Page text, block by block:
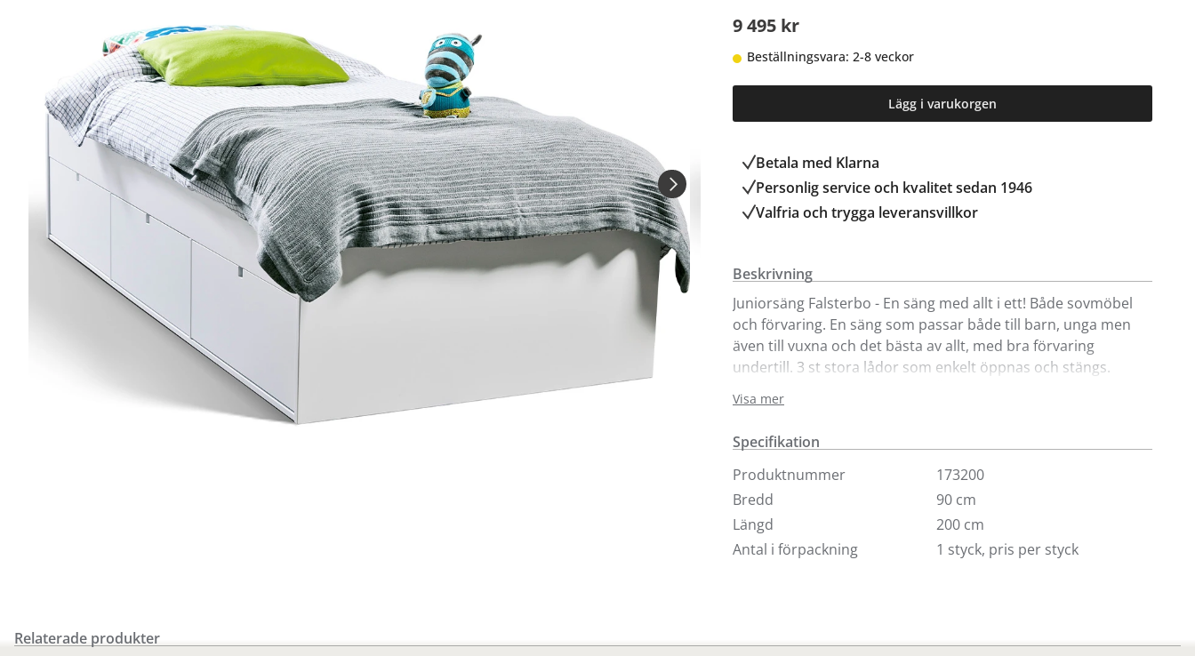
9 495 kr
Beställningsvara: 2-8 veckor
Lägg i varukorgen
Betala med Klarna
Personlig service och kvalitet sedan 1946
Valfria och trygga leveransvillkor
Beskrivning
Juniorsäng Falsterbo - En säng med allt i ett! Både sovmöbel
och förvaring. En säng som passar både till barn, unga men
även till vuxna och det bästa av allt, med bra förvaring
undertill. 3 st stora lådor som enkelt öppnas och stängs.
ribbotten (ribbotten ingår ej) OBS! Denna sängen finns endast
tillgänglig online.
Visa mer
Specifikation
Produktnummer
173200
Bredd
90 cm
Längd
200 cm
Antal i förpackning
1 styck, pris per styck
Relaterade produkter Finns i fler val (9)